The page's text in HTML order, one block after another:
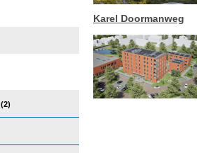
Karel Doormanweg
(2)